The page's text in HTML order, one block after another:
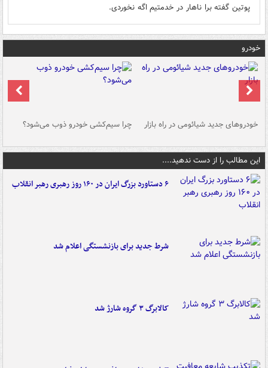
پوتین گفته برا ناهار در خدمتیم اگه نخوردی.
خودرو
خودروهای جدید شیائومی در راه بازار چرا سیم‌کشی خودرو ذوب می‌شود؟
این مطالب را از دست ندهید....
۶ دستاورد بزرگ ایران در ۱۶۰ روز رهبری رهبر انقلاب
شرط جدید برای بازنشستگی اعلام شد
کالابرگ ۳ گروه شارژ شد